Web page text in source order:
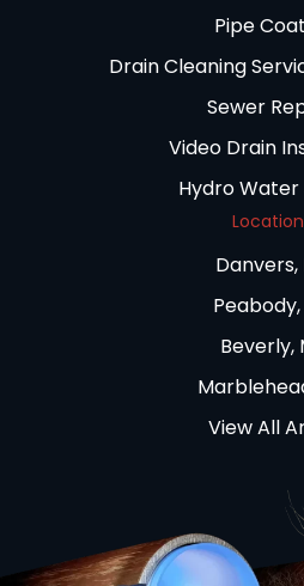
Pipe
Drain Cleaning
Sewer
Video Drain
Hydro
Location
Danvers,
Peabody,
Beverly,
View All